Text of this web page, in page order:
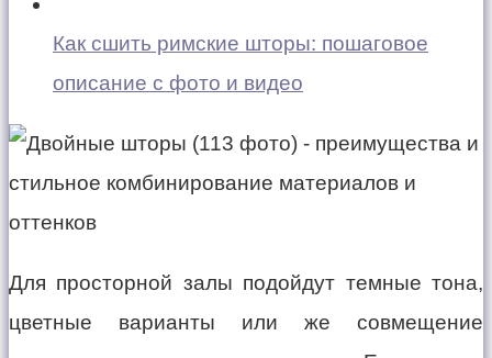
Как сшить римские шторы: пошаговое
описание с фото и видео
Для просторной залы подойдут темные тона,
цветные варианты или же совмещение